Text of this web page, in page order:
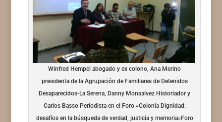
Winfred Hempel abogado y ex colono, Ana Merino
presidenta de la Agrupación de Familiares de Detenidos
Desaparecidos-La Serena, Danny Monsalvez Historiador y
Carlos Basso Periodista en el Foro «Colonia Dignidad:
desafíos en la búsqueda de verdad, justicia y memoria»Foro